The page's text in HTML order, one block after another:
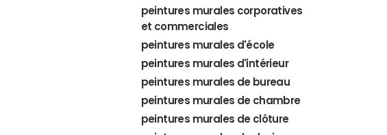
peintures murales corporatives
et commerciales
peintures murales d'école
peintures murales d'intérieur
peintures murales de bureau
peintures murales de chambre
peintures murales de clôture